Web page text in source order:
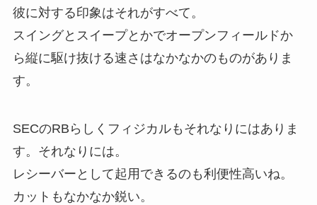
彼に対する印象はそれがすべて。
スイングとスイープとかでオープンフィールドか
ら縦に駆け抜ける速さはなかなかのものがありま
す。
SECのRBらしくフィジカルもそれなりにはありま
す。それなりには。
レシーバーとして起用できるのも利便性高いね。
カットもなかなか鋭い。